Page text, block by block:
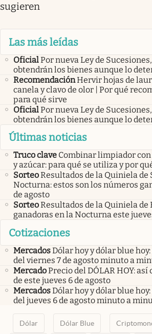
sugieren
Las más leídas
OficialPor nueva Ley de
obtendrán los bienes aunque lo
RecomendaciónHervir hojas de
canela y clavo de olor | Por qué
para qué sirve
OficialPor nueva Ley de
obtendrán los bienes aunque lo
Últimas noticias
Truco clave Combinar limpiador
y azúcar: para qué se utiliza y por
SorteoResultados de la Quiniela de
Nocturna: estos son los números
de agosto
SorteoResultados de la Quiniela de
ganadoras en la Nocturna este
Cotizaciones
MercadosDólar hoy y dólar blue
del viernes 7 de agosto minuto a
MercadoPrecio del DÓLAR HOY:
de este jueves 6 de agosto
MercadosDólar hoy y dólar blue
del jueves 6 de agosto minuto a
Dólar Dólar Blue